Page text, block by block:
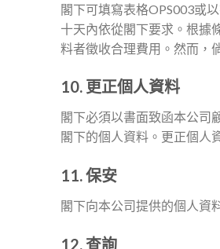
閣下可填寫表格OPS003或
十天內依從閣下要求。根據
料者徵收合理費用。然而，
10. 更正個人資料
閣下必須以書面致函本公司
閣下的個人資料。更正個人
11. 保安
閣下向本公司提供的個人資
12. 查詢